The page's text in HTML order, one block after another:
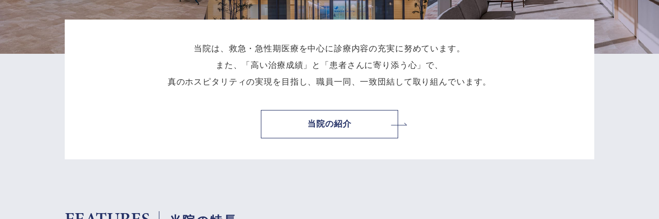
当院は、救急・急性期医療を中心に診療内容の充実に努めています。
また、「高い治療成績」と「患者さんに寄り添う心」で、
真のホスピタリティの実現を目指し、職員一同、一致団結して取り組んでいます。
当院の紹介